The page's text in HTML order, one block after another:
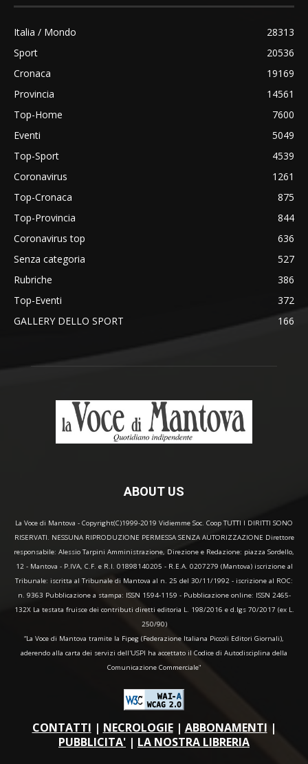
Italia / Mondo
28313
Sport
20536
Cronaca
19169
Provincia
14561
Top-Home
7600
Eventi
5049
Top-Sport
4539
Coronavirus
1261
Top-Cronaca
875
Top-Provincia
844
Coronavirus top
636
Senza categoria
527
Rubriche
386
Top-Eventi
372
GALLERY DELLO SPORT
166
ABOUT US
La Voce di Mantova - Copyright(C)1999-2019 Vidiemme Soc. Coop TUTTI I DIRITTI SONO
RISERVATI. NESSUNA RIPRODUZIONE PERMESSA SENZA AUTORIZZAZIONE Direttore
responsabile: Alessio Tarpini Amministrazione, Direzione e Redazione: piazza Sordello,
12 - Mantova - P.IVA, C.F. e R.I. 01898140205 - R.E.A. 0207279 (Mantova) iscrizione al
Tribunale: iscritta al Tribunale di Mantova al n. 25 del 30/11/1992 - iscrizione al ROC:
n. 9363 Pubblicazione a stampa: ISSN 1594-1159 - Pubblicazione online: ISSN 2465-
132X La testata fruisce dei contributi diretti editoria L. 198/2016 e d.lgs 70/2017 (ex L.
250/90)
“La Voce di Mantova tramite la Fipeg (Federazione Italiana Piccoli Editori Giornali),
aderendo alla carta dei servizi dell'USPI ha accettato il Codice di Autodisciplina della
Comunicazione Commerciale"
CONTATTI | NECROLOGIE| ABBONAMENTI |
PUBBLICITA' | LA NOSTRA LIBRERIA